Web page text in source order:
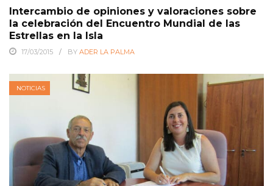
Intercambio de opiniones y valoraciones sobre
la celebración del Encuentro Mundial de las
Estrellas en la Isla
17/03/2015 BY ADER LA PALMA
NOTICIAS